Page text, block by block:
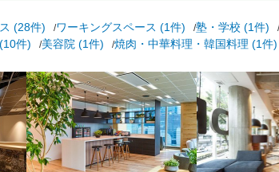
(28件) ワーキングスペース (1件) 塾・学校 (1件)
件) 美容院 (1件) 焼肉・中華料理・韓国料理 (1件)